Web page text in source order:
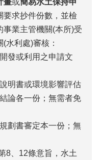
畫或簡易水土保持申
要求抄件份數，並檢
事業主管機關(本所)受
水利處)審核：
發或利用之申請文
明書或環境影響評估
論各一份；無需者免
劃書審定本一份；無
8、12條意旨，水土